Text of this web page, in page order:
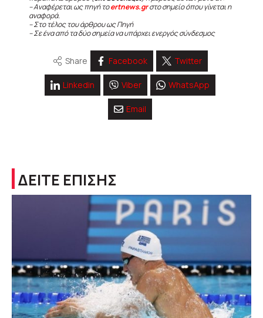
– Αναφέρεται ως πηγή τοertnews.grστο σημείο όπου γίνεται η
αναφορά.
– Στο τέλος του άρθρου ως Πηγή
– Σε ένα από τα δύο σημεία να υπάρχει ενεργός σύνδεσμος
Share Facebook Twitter
Linkedin Viber WhatsApp
Email
ΔΕΙΤΕ ΕΠΙΣΗΣ